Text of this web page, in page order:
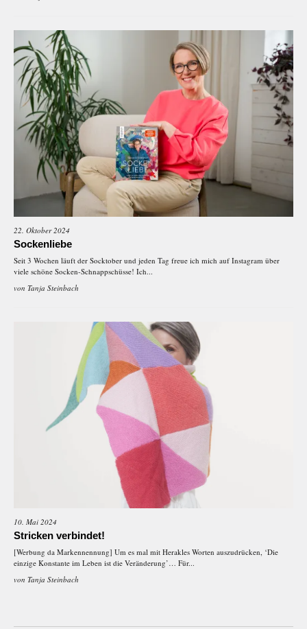
22. Oktober 2024
Sockenliebe
Seit 3 Wochen läuft der Socktober und jeden Tag freue ich mich auf Instagram über
viele schöne Socken-Schnappschüsse! Ich...
von Tanja Steinbach
10. Mai 2024
Stricken verbindet!
[Werbung da Markennennung] Um es mal mit Herakles Worten auszudrücken, ‘Die
einzige Konstante im Leben ist die Veränderung’… Für...
von Tanja Steinbach